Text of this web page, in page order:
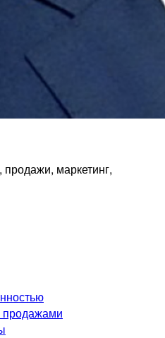
маркетинг,